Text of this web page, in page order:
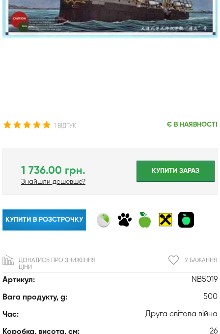
1 ВІДГУК Є В НАЯВНОСТІ
Артикул: NB5019
Вага продукту, g: 500
Час: Друга світова війна
Коробка, висота, см: 26
1 736.00 грн.
Знайшли дешевше?
КУПИТИ ЗАРАЗ
КУПИТИ В РОЗСТРОЧКУ
У БАЖАННЯ
ДІЗНАТИСЬ ПРО ЗНИЖЕННЯ
ЦІНИ